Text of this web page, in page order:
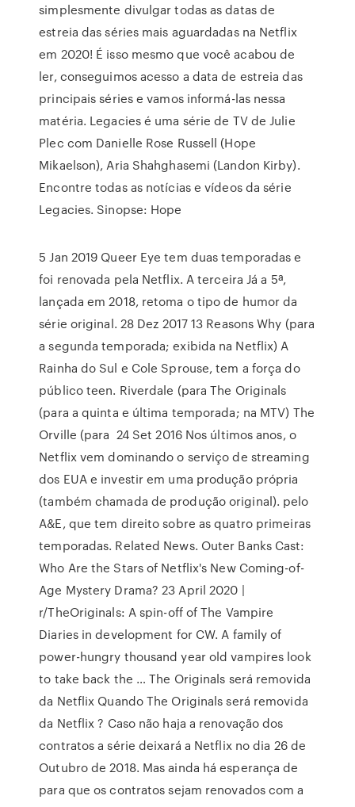
simplesmente divulgar todas as datas de
estreia das séries mais aguardadas na Netflix
em 2020! É isso mesmo que você acabou de
ler, conseguimos acesso a data de estreia das
principais séries e vamos informá-las nessa
matéria. Legacies é uma série de TV de Julie
Plec com Danielle Rose Russell (Hope
Mikaelson), Aria Shahghasemi (Landon Kirby).
Encontre todas as notícias e vídeos da série
Legacies. Sinopse: Hope
5 Jan 2019 Queer Eye tem duas temporadas e
foi renovada pela Netflix. A terceira Já a 5ª,
lançada em 2018, retoma o tipo de humor da
série original. 28 Dez 2017 13 Reasons Why (para
a segunda temporada; exibida na Netflix) A
Rainha do Sul e Cole Sprouse, tem a força do
público teen. Riverdale (para The Originals
(para a quinta e última temporada; na MTV) The
Orville (para 24 Set 2016 Nos últimos anos, o
Netflix vem dominando o serviço de streaming
dos EUA e investir em uma produção própria
(também chamada de produção original). pelo
A&E, que tem direito sobre as quatro primeiras
temporadas. Related News. Outer Banks Cast:
Who Are the Stars of Netflix's New Coming-of-
Age Mystery Drama? 23 April 2020 |
r/TheOriginals: A spin-off of The Vampire
Diaries in development for CW. A family of
power-hungry thousand year old vampires look
to take back the … The Originals será removida
da Netflix Quando The Originals será removida
da Netflix ? Caso não haja a renovação dos
contratos a série deixará a Netflix no dia 26 de
Outubro de 2018. Mas ainda há esperança de
para que os contratos sejam renovados com a